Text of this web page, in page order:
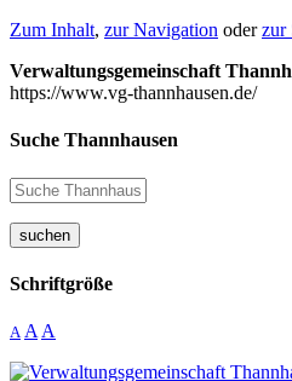
Zum Inhalt, zur Navigation oderzur
Verwaltungsgemeinschaft
https://www.vg-thannhausen.de/
Suche Thannhausen
suchen
Schriftgröße
A A A